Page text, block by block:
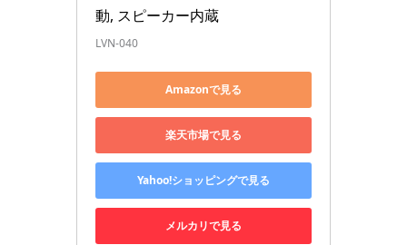
動, スピーカー内蔵
LVN-040
Amazonで見る
楽天市場で見る
Yahoo!ショッピングで見る
メルカリで見る